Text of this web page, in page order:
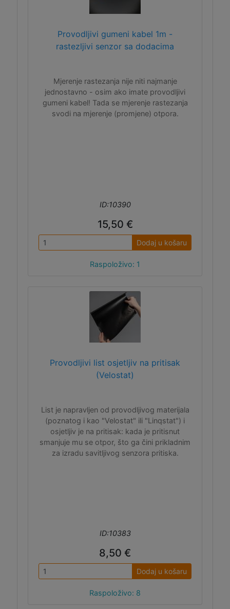
Provodljivi gumeni kabel 1m -
rastezljivi senzor sa dodacima
Mjerenje rastezanja nije niti najmanje
jednostavno - osim ako imate provodljivi
gumeni kabel! Tada se mjerenje rastezanja
svodi na mjerenje (promjene) otpora.
ID:10390
15,50 €
Dodaj u košaru
Raspoloživo: 1
Provodljivi list osjetljiv na pritisak
(Velostat)
List je napravljen od provodljivog materijala
(poznatog i kao "Velostat" ili "Linqstat") i
osjetljiv je na pritisak: kada je pritisnut
smanjuje mu se otpor, što ga čini prikladnim
za izradu savitljivog senzora pritiska.
ID:10383
8,50 €
Dodaj u košaru
Raspoloživo: 8